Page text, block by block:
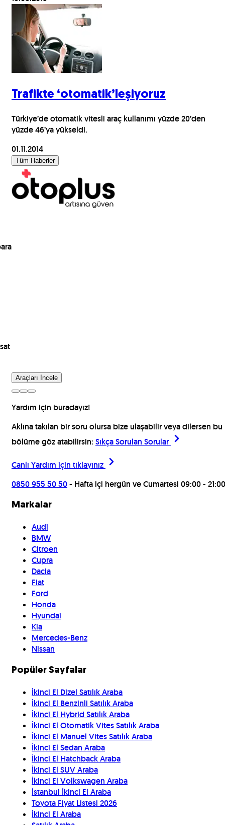
Trafikte ‘otomatik’leşiyoruz
Türkiye’de otomatik vitesli araç kullanımı yüzde 20’den
yüzde 46’ya yükseldi.
01.11.2014
Tüm Haberler
Araçları İncele
Yardım için buradayız!
Aklına takılan bir soru olursa bize ulaşabilir veya dilersen bu
bölüme göz atabilirsin: Sıkça Sorulan Sorular
Canlı Yardım için tıklayınız
0850 955 50 50- Hafta içi hergün ve Cumartesi 09:00 - 21:00
Markalar
Audi
BMW
Citroen
Cupra
Dacia
Fiat
Ford
Honda
Hyundai
Kia
Mercedes-Benz
Nissan
Popüler Sayfalar
İkinci El Dizel Satılık Araba
İkinci El Benzinli Satılık Araba
İkinci El Hybrid Satılık Araba
İkinci El Otomatik Vites Satılık Araba
İkinci El Manuel Vites Satılık Araba
İkinci El Sedan Araba
İkinci El Hatchback Araba
İkinci El SUV Araba
İkinci El Volkswagen Araba
İstanbul İkinci El Araba
Toyota Fiyat Listesi 2026
İkinci El Araba